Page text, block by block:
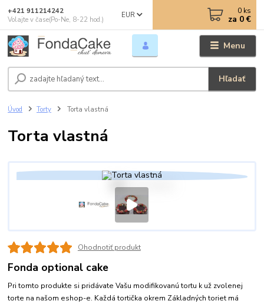
Menu
EUR
Hľadať
+421 911214242
Volajte v čase(Po-Ne, 8-22 hod.)
0 ks
za 0 €
Úvod Torty Torta vlastná
Torta vlastná
Ohodnotiť produkt
Fonda optional cake
Pri tomto produkte si pridávate Vašu modifikovanú tortu k už zvolenej
torte na našom eshop-e. Každá tortička okrem Základných toriet má